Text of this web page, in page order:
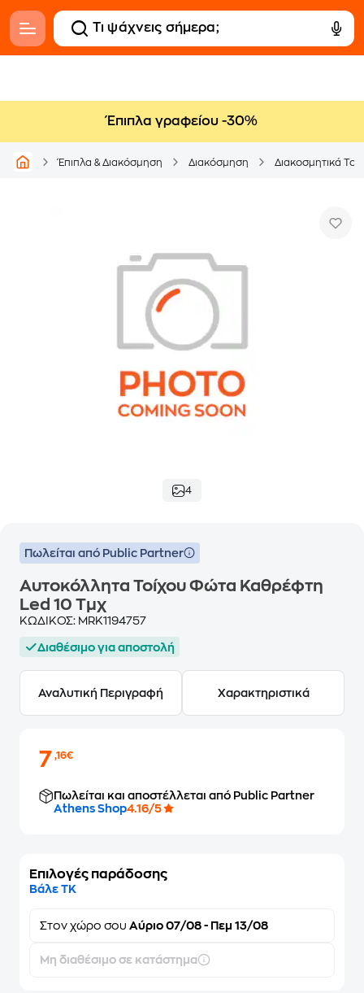
Έπιπλα γραφείου -30%
Έπιπλα & Διακόσμηση Διακόσμηση Διακοσμητικά
4
Πωλείται από Public Partner
Αυτοκόλλητα Τοίχου Φώτα Καθρέφτη
Led 10 Τμχ
ΚΩΔΙΚΟΣ: MRK1194757
Διαθέσιμο για αποστολή
Αναλυτική Περιγραφή Χαρακτηριστικά
7,16€
Πωλείται και αποστέλλεται από Public Partner
Athens Shop4.16/5
Επιλογές παράδοσης
Βάλε ΤΚ
Στον χώρο σου Αύριο 07/08 - Πεμ 13/08
Μη διαθέσιμο σε κατάστημα